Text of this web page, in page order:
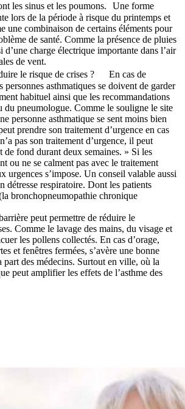
les sinus et les poumons. Une forme
lors de la période à risque du printemps et
une combinaison de certains éléments pour
de santé. Comme la présence de pluies
d’une charge électrique importante dans l’air
de vent.
le risque de crises ? En cas de
personnes asthmatiques se doivent de garder
habituel ainsi que les recommandations
du pneumologue. Comme le souligne le site
personne asthmatique se sent moins bien
prendre son traitement d’urgence en cas
pas son traitement d’urgence, il peut
de fond durant deux semaines. » Si les
ou ne se calment pas avec le traitement
urgences s’impose. Un conseil valable aussi
détresse respiratoire. Dont les patients
bronchopneumopathie chronique
peut permettre de réduire le
Comme le lavage des mains, du visage et
les pollens collectés. En cas d’orage,
et fenêtres fermées, s’avère une bonne
part des médecins. Surtout en ville, où la
peut amplifier les effets de l’asthme des